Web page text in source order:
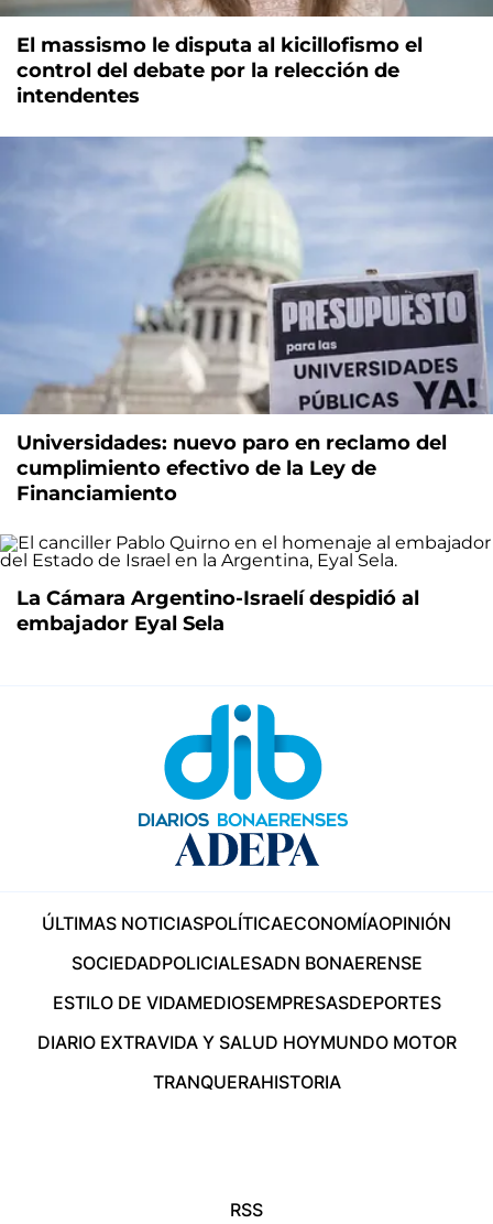
El massismo le disputa al kicillofismo el
control del debate por la relección de
intendentes
Universidades: nuevo paro en reclamo del
cumplimiento efectivo de la Ley de
Financiamiento
La Cámara Argentino-Israelí despidió al
embajador Eyal Sela
ÚLTIMAS NOTICIASPOLÍTICAECONOMÍAOPINIÓN
SOCIEDADPOLICIALESADN BONAERENSE
ESTILO DE VIDAMEDIOSEMPRESASDEPORTES
DIARIO EXTRAVIDA Y SALUD HOYMUNDO MOTOR
TRANQUERAHISTORIA
RSS